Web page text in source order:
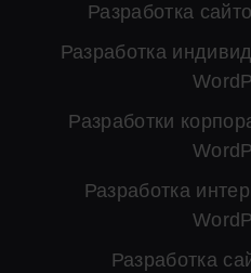
Разработка
Разработка
Разработки
Разработка
Разработка